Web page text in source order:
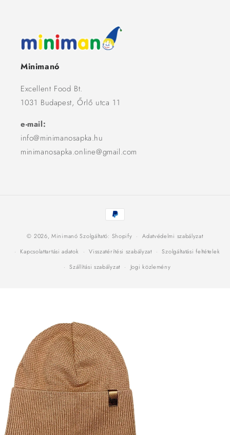
Minimanó
Excellent Food Bt.
1031 Budapest, Őrlő utca 11
e-mail:
info@minimanosapka.hu
minimanosapka.online@gmail.com
Fizetési
módok
© 2026,Minimanó Szolgáltató: Shopify
Adatvédelmi szabályzat
Kapcsolattartási adatok
Visszatérítési szabályzat
Szolgáltatási feltételek
Szállítási szabályzat
Jogi közlemény